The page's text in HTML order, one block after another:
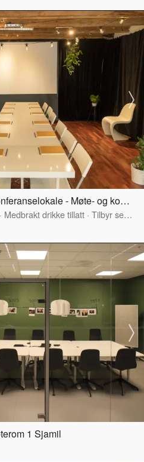
St Olavs Plass Møte- og konferanselokale - Møte- og konferanselokale
· Medbrakt drikke tillatt · Tilbyr servering
1 Sjamil